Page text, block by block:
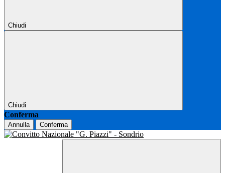
Chiudi
Chiudi
Conferma
Annulla Conferma